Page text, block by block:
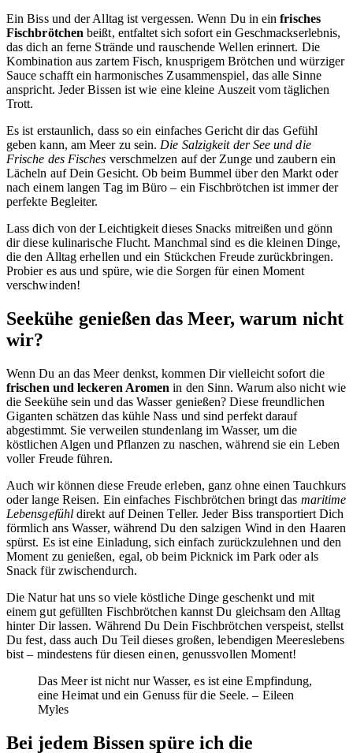
Ein Biss und der Alltag ist vergessen. Wenn Du in einfrisches
Fischbrötchen beißt, entfaltet sich sofort ein Geschmackserlebnis,
das dich an ferne Strände und rauschende Wellen erinnert. Die
Kombination aus zartem Fisch, knusprigem Brötchen und würziger
Sauce schafft ein harmonisches Zusammenspiel, das alle Sinne
anspricht. Jeder Bissen ist wie eine kleine Auszeit vom täglichen
Trott.
Es ist erstaunlich, dass so ein einfaches Gericht dir das Gefühl
geben kann, am Meer zu sein. Die Salzigkeit der See und die
Frische des Fisches verschmelzen auf der Zunge und zaubern ein
Lächeln auf Dein Gesicht. Ob beim Bummel über den Markt oder
nach einem langen Tag im Büro – ein Fischbrötchen ist immer der
perfekte Begleiter.
Lass dich von der Leichtigkeit dieses Snacks mitreißen und gönn
dir diese kulinarische Flucht. Manchmal sind es die kleinen Dinge,
die den Alltag erhellen und ein Stückchen Freude zurückbringen.
Probier es aus und spüre, wie die Sorgen für einen Moment
verschwinden!
Seekühe genießen das Meer, warum nicht
wir?
Wenn Du an das Meer denkst, kommen Dir vielleicht sofort die
frischen und leckeren Aromen in den Sinn. Warum also nicht wie
die Seekühe sein und das Wasser genießen? Diese freundlichen
Giganten schätzen das kühle Nass und sind perfekt darauf
abgestimmt. Sie verweilen stundenlang im Wasser, um die
köstlichen Algen und Pflanzen zu naschen, während sie ein Leben
voller Freude führen.
Auch wir können diese Freude erleben, ganz ohne einen Tauchkurs
oder lange Reisen. Ein einfaches Fischbrötchen bringt das maritime
Lebensgefühldirekt auf Deinen Teller. Jeder Biss transportiert Dich
förmlich ans Wasser, während Du den salzigen Wind in den Haaren
spürst. Es ist eine Einladung, sich einfach zurückzulehnen und den
Moment zu genießen, egal, ob beim Picknick im Park oder als
Snack für zwischendurch.
Die Natur hat uns so viele köstliche Dinge geschenkt und mit
einem gut gefüllten Fischbrötchen kannst Du gleichsam den Alltag
hinter Dir lassen. Während Du Dein Fischbrötchen verspeist, stellst
Du fest, dass auch Du Teil dieses großen, lebendigen Meereslebens
bist – mindestens für diesen einen, genussvollen Moment!
Das Meer ist nicht nur Wasser, es ist eine Empfindung,
eine Heimat und ein Genuss für die Seele. – Eileen
Myles
Bei jedem Bissen spüre ich die